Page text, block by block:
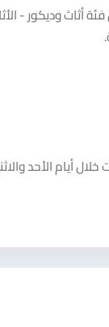
أثاث وديكور -
الأحد